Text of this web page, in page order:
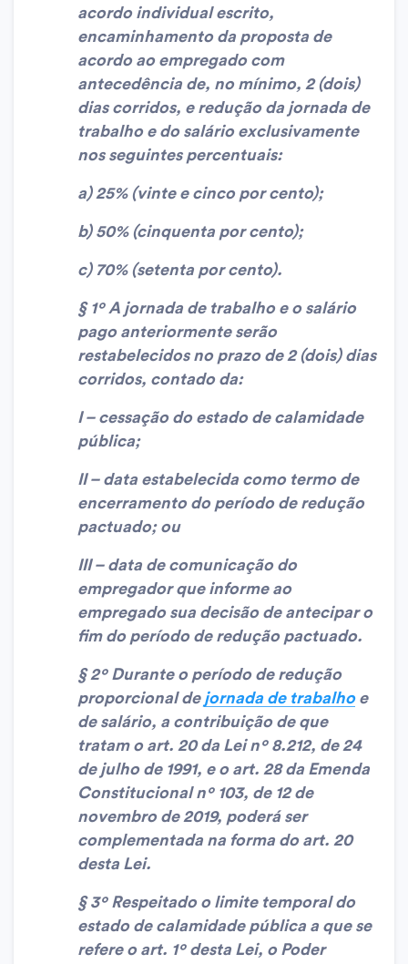
acordo individual escrito,
encaminhamento da proposta de
acordo ao empregado com
antecedência de, no mínimo, 2 (dois)
dias corridos, e redução da jornada de
trabalho e do salário exclusivamente
nos seguintes percentuais:
a) 25% (vinte e cinco por cento);
b) 50% (cinquenta por cento);
c) 70% (setenta por cento).
§ 1º A jornada de trabalho e o salário
pago anteriormente serão
restabelecidos no prazo de 2 (dois) dias
corridos, contado da:
I – cessação do estado de calamidade
pública;
II – data estabelecida como termo de
encerramento do período de redução
pactuado; ou
III – data de comunicação do
empregador que informe ao
empregado sua decisão de antecipar o
fim do período de redução pactuado.
§ 2º Durante o período de redução
proporcional de jornada de trabalhoe
de salário, a contribuição de que
tratam o art. 20 da Lei nº 8.212, de 24
de julho de 1991, e o art. 28 da Emenda
Constitucional nº 103, de 12 de
novembro de 2019, poderá ser
complementada na forma do art. 20
desta Lei.
§ 3º Respeitado o limite temporal do
estado de calamidade pública a que se
refere o art. 1º desta Lei, o Poder